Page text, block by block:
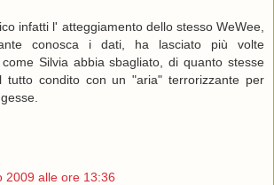
infatti l' atteggiamento dello stesso WeWee,
conosca i dati, ha lasciato più volte
Silvia abbia sbagliato, di quanto stesse
tutto condito con un "aria" terrorizzante per
2009 alle ore 13:36